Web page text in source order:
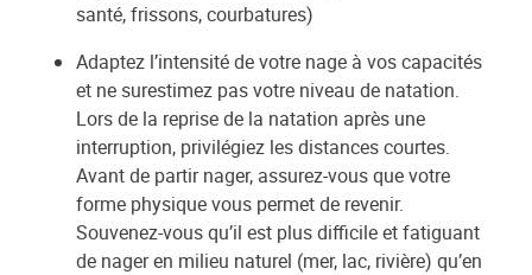
santé, frissons, courbatures)
Adaptez l’intensité de votre nage à vos capacités
et ne surestimez pas votre niveau de natation.
Lors de la reprise de la natation après une
interruption, privilégiez les distances courtes.
Avant de partir nager, assurez-vous que votre
forme physique vous permet de revenir.
Souvenez-vous qu’il est plus difficile et fatiguant
de nager en milieu naturel (mer, lac, rivière) qu’en